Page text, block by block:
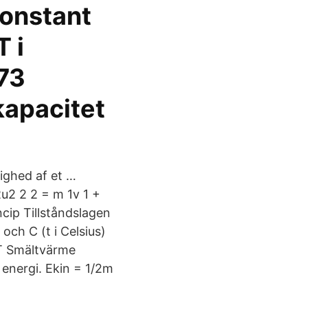
i
af et …
2 2 = m 1v 1 +
Tillståndslagen
C (t i Celsius)
Smältvärme
Ekin = 1/2m